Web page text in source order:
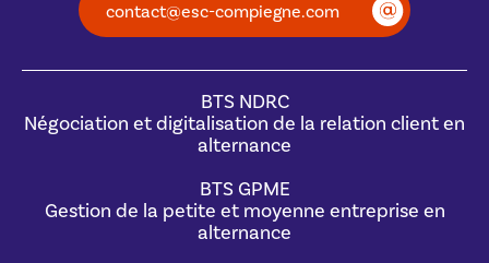
contact@esc-compiegne.com
BTS NDRC
Négociation et digitalisation de la relation client en
alternance
BTS GPME
Gestion de la petite et moyenne entreprise en
alternance